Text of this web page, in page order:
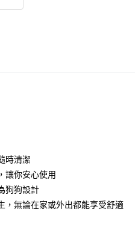
時清潔
讓你安心使用
狗狗設計
，無論在家或外出都能享受舒適